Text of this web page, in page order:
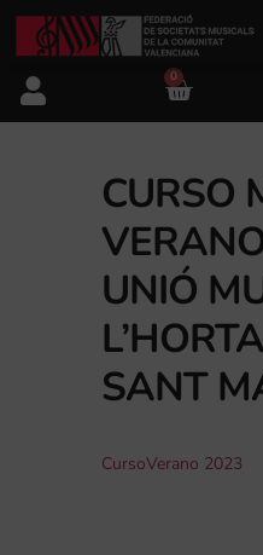
FSMCV
Áreas de gestión
Área educativa
Área artística
0
CURSO
UNIÓ
SANT
CursoVerano 2023